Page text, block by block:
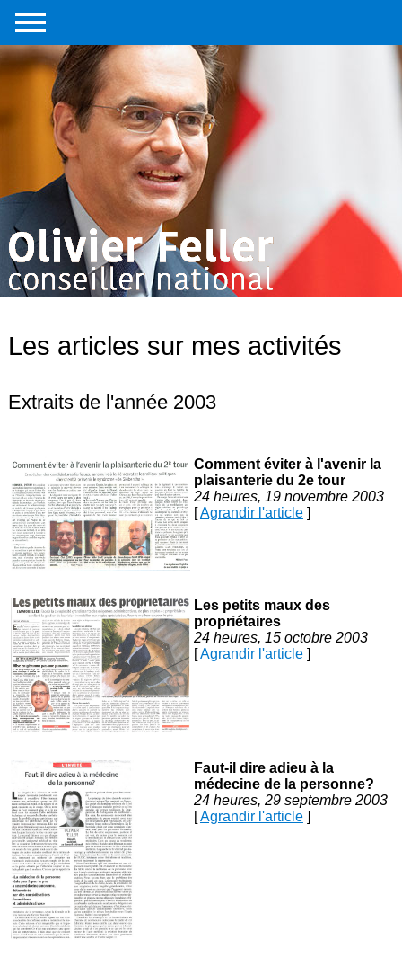
Accueil
Portrait
Interventions
parlementaires
Médias
Livre
Liens
externes
Les articles sur mes activités
Extraits de l'année 2003
Comment éviter à l'avenir la
plaisanterie du 2e tour
24 heures, 19 novembre 2003
[Agrandir l'article]
Les petits maux des
propriétaires
24 heures, 15 octobre 2003
[Agrandir l'article]
Faut-il dire adieu à la
médecine de la personne?
24 heures, 29 septembre 2003
[Agrandir l'article]